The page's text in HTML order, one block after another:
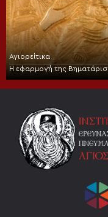
Αγιορείτικα
Η εφαρμογή της